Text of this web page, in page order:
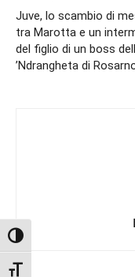
Attiva/disattiva alto
Attiva/disattiva
Juve, lo scambio di
tra Marotta e un
del figlio di un boss
’Ndrangheta di